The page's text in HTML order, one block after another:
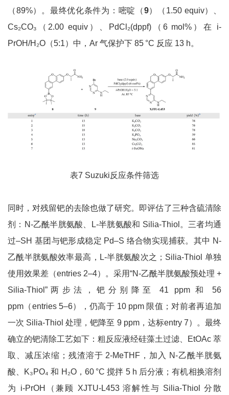
（89%）。最终优化条件为：嘧啶（9）（1.50 equiv）、
Cs₂CO₃（2.00 equiv）、PdCl₂(dppf)（6 mol%）在 i-
PrOH/H₂O（5:1）中，Ar 气保护下 85 °C 反应 13 h。
表7 Suzuki反应条件筛选
同时，对残留钯的去除也做了研究。即评估了三种含硫清除
剂：N-乙酰半胱氨酸、L-半胱氨酸和 Silia-Thiol。三者均通
过–SH 基团与钯形成稳定 Pd–S 络合物实现捕获。其中 N-
乙酰半胱氨酸效率最高，L-半胱氨酸次之；Silia-Thiol 单独
使用效果差（entries 2–4）。采用“N-乙酰半胱氨酸预处理 +
Silia-Thiol”两步法，钯分别降至 41 ppm 和 56
ppm（entries 5–6），仍高于 10 ppm 限值；对前者再追加
一次 Silia-Thiol 处理，钯降至 9 ppm，达标entry 7）。最终
确立的钯清除工艺如下：粗反应液经硅藻土过滤、EtOAc 萃
取、减压浓缩；残渣溶于 2-MeTHF，加入 N-乙酰半胱氨
酸、K₃PO₄ 和 H₂O，60 °C 搅拌 5 h 后分液；有机相换溶剂
为 i-PrOH（兼顾 XJTU-L453 溶解性与 Silia-Thiol 分散